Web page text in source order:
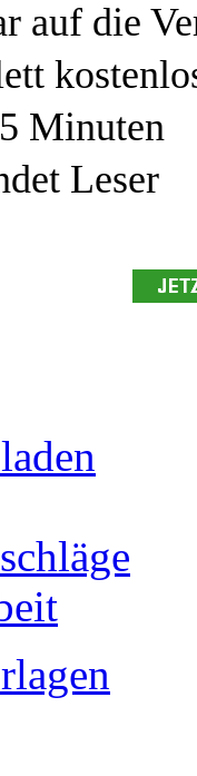
E-Book
auf die
Leser